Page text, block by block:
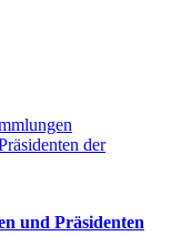
der
und Präsidenten